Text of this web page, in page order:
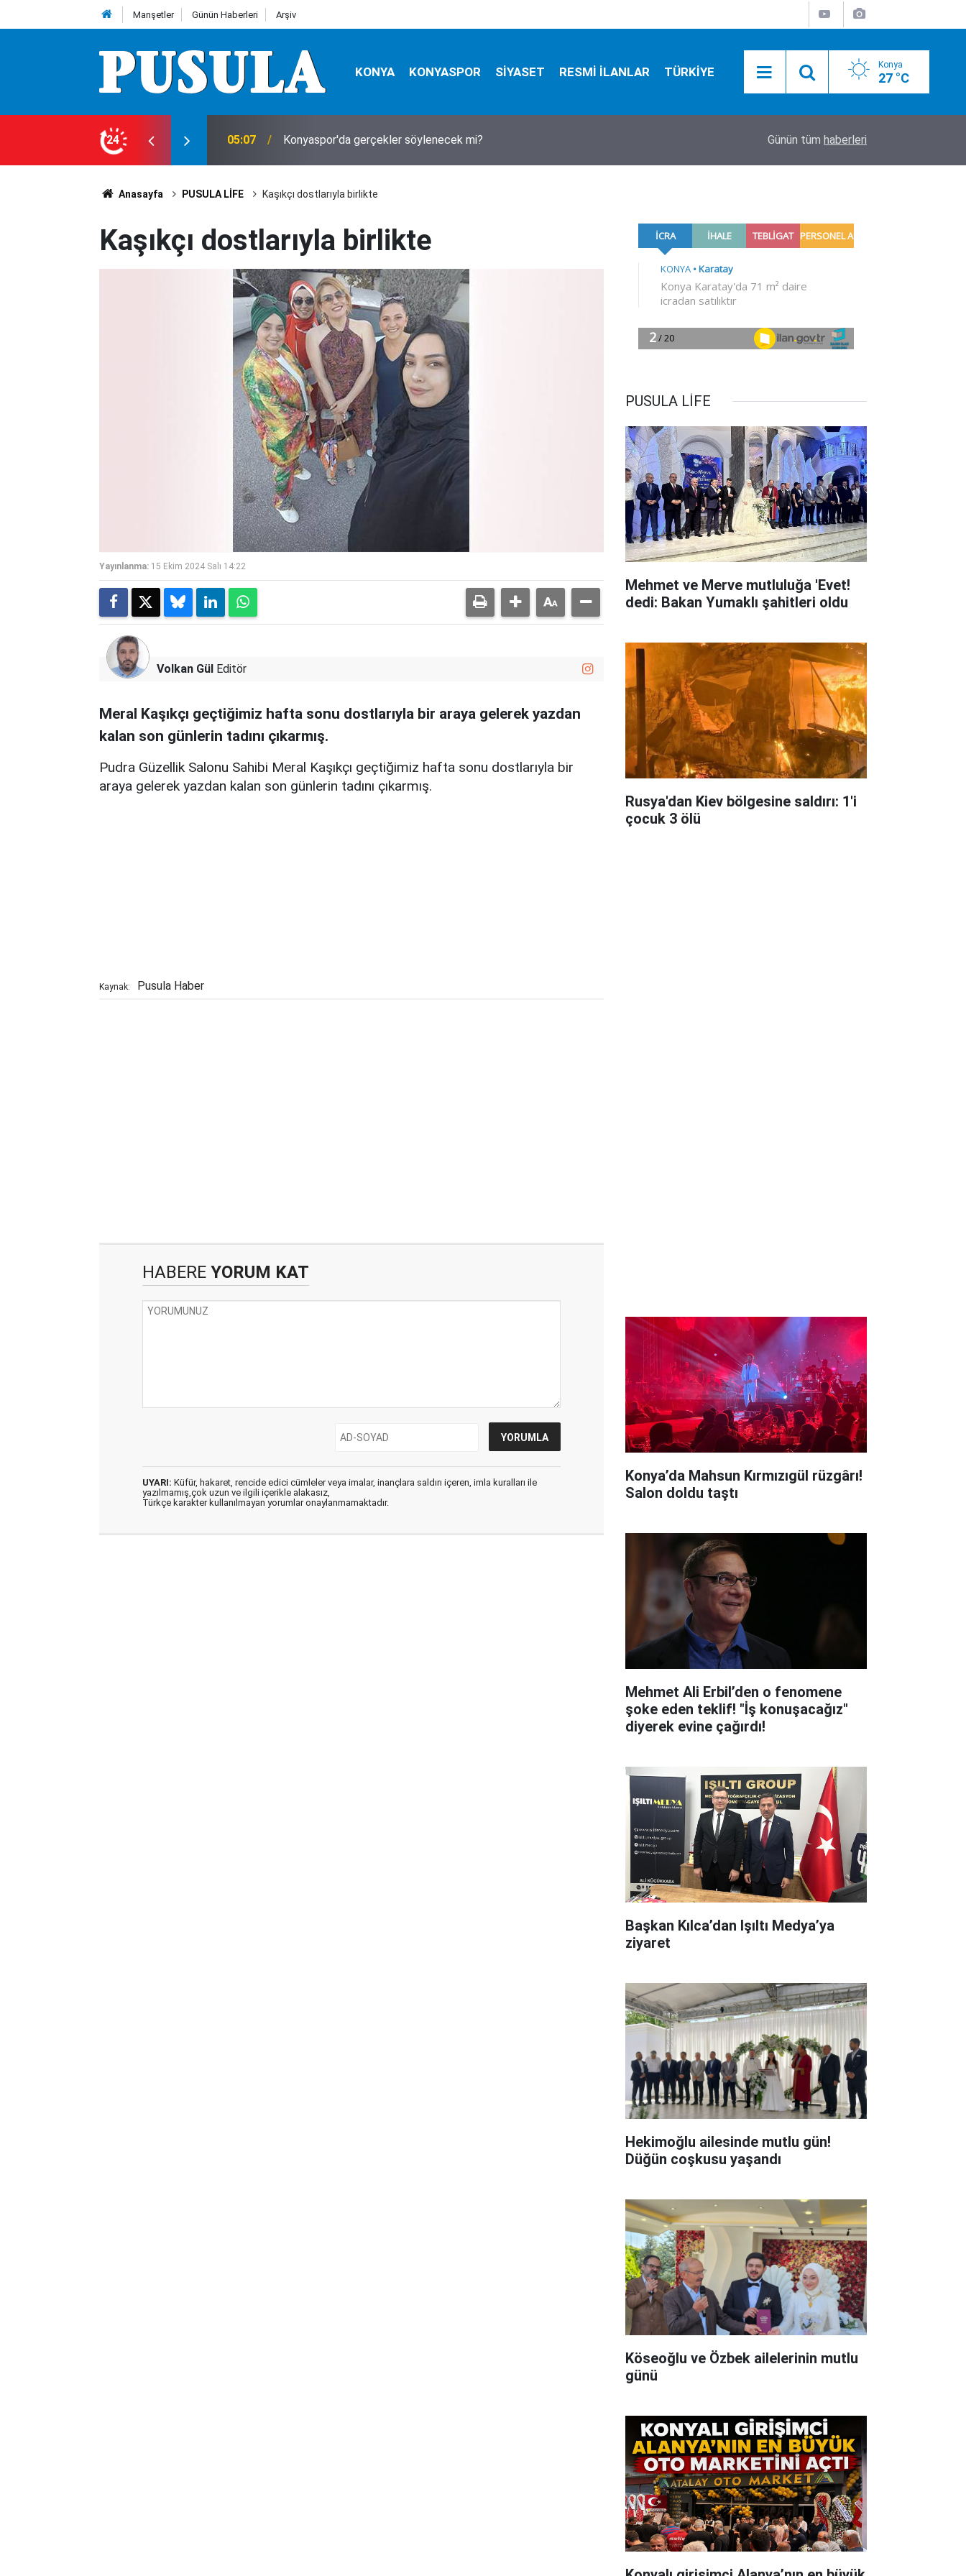
Manşetler Günün Haberleri Arşiv
KONYA KONYASPOR SİYASET RESMİ İLANLAR TÜRKİYE Konya
27 °C
24
2 ay sonra teşekkür 05:07 Konyaspor'da gerçekler söylenecek mi? Usta sanatçı 'Cansever' vefat etti
Günün tüm haberleri
Anasayfa PUSULA LİFE Kaşıkçı dostlarıyla birlikte
Kaşıkçı dostlarıyla birlikte
Yayınlanma: 15 Ekim 2024 Salı 14:22
Volkan Gül Editör
Meral Kaşıkçı geçtiğimiz hafta sonu dostlarıyla bir araya gelerek yazdan
kalan son günlerin tadını çıkarmış.
Pudra Güzellik Salonu Sahibi Meral Kaşıkçı geçtiğimiz hafta sonu dostlarıyla bir
araya gelerek yazdan kalan son günlerin tadını çıkarmış.
Kaynak: Pusula Haber
HABERE YORUM KAT
UYARI: Küfür, hakaret, rencide edici cümleler veya imalar, inançlara saldırı içeren, imla kuralları ile
yazılmamış,çok uzun ve ilgili içerikle alakasız,
Türkçe karakter kullanılmayan yorumlar onaylanmamaktadır.
PUSULA LİFE
Mehmet ve Merve mutluluğa 'Evet!
dedi: Bakan Yumaklı şahitleri oldu
Rusya'dan Kiev bölgesine saldırı: 1'i
çocuk 3 ölü
Konya’da Mahsun Kırmızıgül rüzgârı!
Salon doldu taştı
Mehmet Ali Erbil’den o fenomene
şoke eden teklif! "İş konuşacağız"
diyerek evine çağırdı!
Başkan Kılca’dan Işıltı Medya’ya
ziyaret
Hekimoğlu ailesinde mutlu gün!
Düğün coşkusu yaşandı
Köseoğlu ve Özbek ailelerinin mutlu
günü